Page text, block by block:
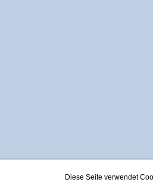
Diese Seite verwendet